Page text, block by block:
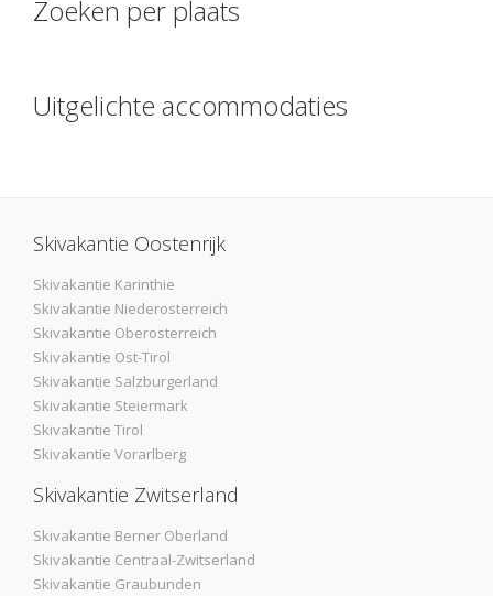
Zoeken per plaats
Uitgelichte accommodaties
Skivakantie Oostenrijk
Skivakantie Karinthie
Skivakantie Niederosterreich
Skivakantie Oberosterreich
Skivakantie Ost-Tirol
Skivakantie Salzburgerland
Skivakantie Steiermark
Skivakantie Tirol
Skivakantie Vorarlberg
Skivakantie Zwitserland
Skivakantie Berner Oberland
Skivakantie Centraal-Zwitserland
Skivakantie Graubunden